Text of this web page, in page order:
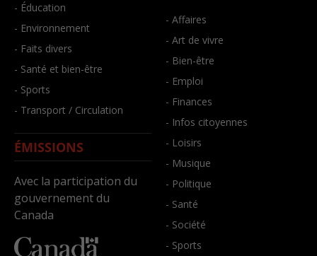
- Éducation
- Environnement
- Faits divers
- Santé et bien-être
- Sports
- Transport / Circulation
ÉMISSIONS
Avec la participation du
gouvernement du
Canada
- Affaires
- Art de vivre
- Bien-être
- Emploi
- Finances
- Infos citoyennes
- Loisirs
- Musique
- Politique
- Santé
- Société
- Sports